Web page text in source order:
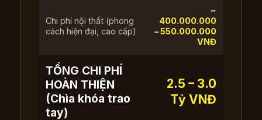
Chi phí nội thất (phong
cách hiện đại, cao cấp)
~
400.000.000
– 550.000.000
VNĐ
TỔNG CHI PHÍ
HOÀN THIỆN
(Chìa khóa trao
tay)
2.5 – 3.0
Tỷ VNĐ